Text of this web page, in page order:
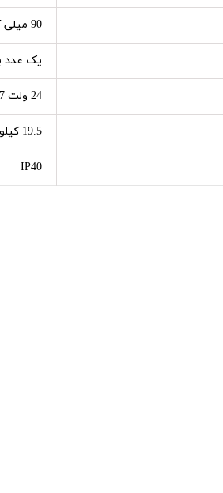
90 میلی آمپر
یک عدد باطری 24
24 ولت 6/7 آمپر
19.5 کیلوگرم
IP40